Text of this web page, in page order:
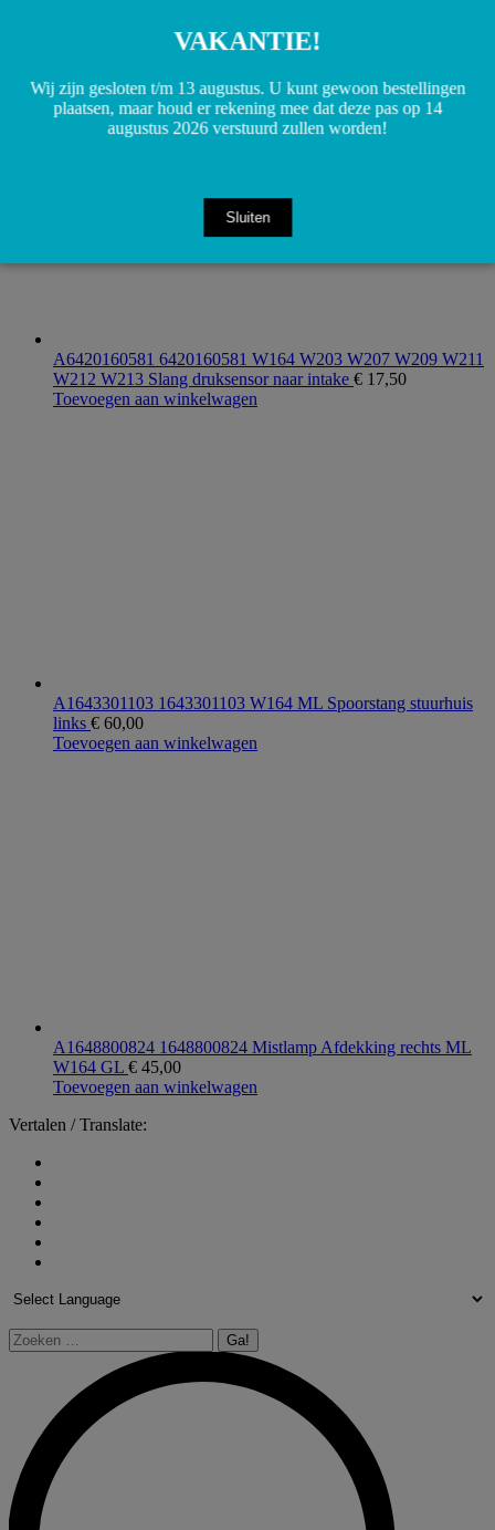
15,00
Toevoegen aan winkelwagen
A6420160581 6420160581 W164 W203 W207 W209 W211
W212 W213 Slang druksensor naar intake € 17,50
Toevoegen aan winkelwagen
A1643301103 1643301103 W164 ML Spoorstang stuurhuis
links € 60,00
Toevoegen aan winkelwagen
A1648800824 1648800824 Mistlamp Afdekking rechts ML
W164 GL € 45,00
Toevoegen aan winkelwagen
Vertalen / Translate:
Zoeken:
VAKANTIE!
Wij zijn gesloten t/m 13 augustus. U kunt gewoon bestellingen
plaatsen, maar houd er rekening mee dat deze pas op 14
augustus 2026 verstuurd zullen worden!
Sluiten